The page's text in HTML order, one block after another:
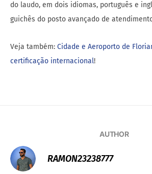
do laudo, em dois idiomas, português e
guichês do posto avançado de
Veja também: Cidade e Aeroporto de
certificação internacional!
AUTHOR
RAMON23238777